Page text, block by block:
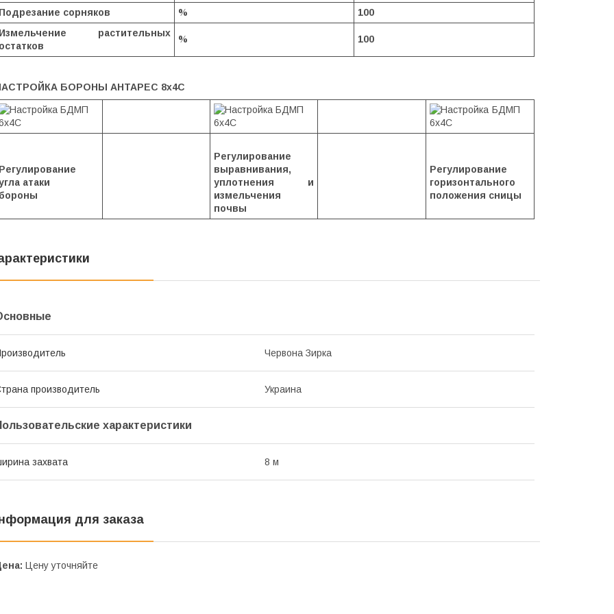
сорняков %
100
растительных
% 100
БОРОНЫ АНТАРЕС 8х4С
атаки
Регулирование
выравнивания,
уплотнения и
измельчения
почвы
Регулирование
горизонтального
положения сницы
Червона Зирка
производитель Украина
характеристики
захвата 8 м
для заказа
Цену уточняйте